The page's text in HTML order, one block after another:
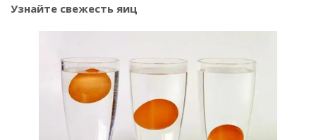
Узнайте свежесть яиц